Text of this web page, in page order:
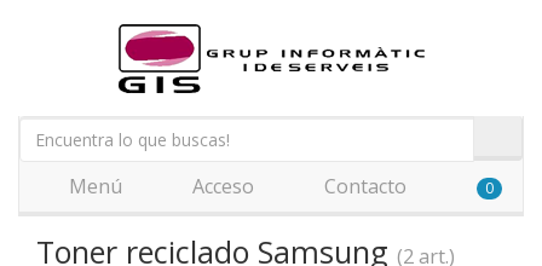
Menú Acceso Contacto 0
Toner reciclado Samsung (2 art.)